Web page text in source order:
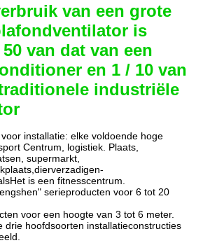
van een grote
is
van dat van een
en 1 / 10 van
industriële
installatie: elke voldoende hoge
Centrum, logistiek. Plaats,
supermarkt
verzadigen-
Het is een fitnesscentrum.
" serieproducten voor 6 tot 20
voor een hoogte van 3 tot 6 meter.
drie hoofdsoorten installatieconstructies